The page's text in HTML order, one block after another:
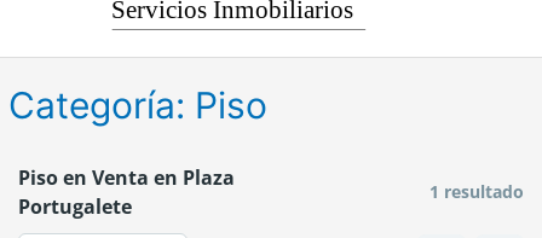
Categoría: Piso
Piso en Venta en Plaza
Portugalete
1 resultado